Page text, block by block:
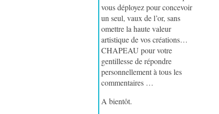
vous déployez pour concevoir
un seul, vaux de l’or, sans
omettre la haute valeur
artistique de vos créations…
CHAPEAU pour votre
gentillesse de répondre
personnellement à tous les
commentaires …
A bientôt.